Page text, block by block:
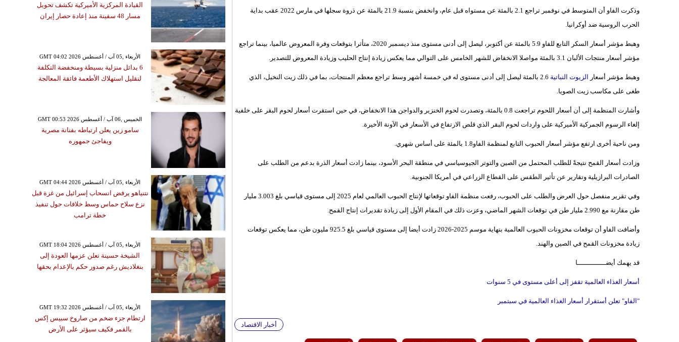
وذكرت الفاو أن المتوسط في ​​نوفمبر تراجع 2.1 بالمئة عن مستواه قبل عام، وانخفض بنسبة 21.9 بالمئة عن ذروة سجلها في مارس 2022 عقب بداية
الحرب الروسية ضد أوكرانيا.
وهبط مؤشر أسعار السكر التابع للفاو 5.9 بالمئة عن أكتوبر، ليصل إلى أدنى مستوى منذ ديسمبر 2020، متأثرا بتوقعات وفرة المعروض عالميا، بينما تراجع
مؤشر أسعار منتجات الألبان 3.1 بالمئة مواصلا الانخفاض للشهر الخامس على التوالي مما يعكس زيادة إنتاج الحليب وزيادة المعروض للتصدير.
وهبط مؤشر أسعار الزيوت النباتية
2.6 بالمئة ليصل إلى أدنى مستوى له في خمسة أشهر وسط تراجع معظم المنتجات، بما في ذلك زيت النخيل، الذي
طغى على مكاسب زيت الصويا.
وأشارت المنظمة إلى أن أسعار اللحوم تراجعت 0.8 بالمئة، وتصدرت لحوم الخنزير والدواجن هذا الانخفاض، في حين استقرت أسعار لحوم البقر على خلفية
إلغاء الرسوم الجمركية الأميركية على واردات لحوم البقر الذي قلص الارتفاع في الأسعار في الآونة الأخيرة.
ومن ناحية أخرى ارتفع مؤشر أسعار الحبوب التابع لمنظمة الفاو1.8 بالمئة على أساس شهري.
وزادت أسعار القمح نتيجةً للطلب المحتمل من الصين والتوتر الجيوسياسي في منطقة البحر الأسود، بينما زادت أسعار الذرة بدعم من الطلب على
الصادرات البرازيلية وتقارير عن تأثير الطقس على القطاع الزراعي في أمريكا الجنوبية.
وفي تقرير منفصل حول العرض والطلب على الحبوب، رفعت منظمة الفاو توقعاتها لإنتاج الحبوب العالمي لعام 2025 إلى مستوى قياسي بلغ 3.003 مليار
طن مقارنة مع 2.990 مليار طن في توقعات الشهر الماضي، وعزت ذلك في المقام الأول إلى زيادة تقديرات إنتاج القمح.
وأضافت الفاو أن توقعات مخزونات الحبوب العالمية بنهاية موسم 2025-2026 زادت أيضا إلى مستوى قياسي بلغ 925.5 مليون طن، مما يعكس توقعات
زيادة مخزونات القمح في الصين والهند.
قد يهمك أيضــــــــــــــا
أسعار الغذاء العالمية تقفز إلى أعلى مستوى في 5 سنوات
"الفاو" تعلن أستقرار أسعار الغذاء العالمية في سبتمبر
أخبار الاقتصاد
القيادة المركزية الأميركية تكشف تحويل
مسار 48 سفينة منذ إعادة حصار إيران
GMT 04:02 2026 الأربعاء ,05 آب / أغسطس
6 بدائل منزلية بسيطة ومنخفضة التكلفة
لتقليل استهلاك الأطعمة فائقة المعالجة
GMT 00:53 2026 الخميس ,06 آب / أغسطس
سامو زين يعلن ارتباطه بفنانة مصرية
ويفاجئ جمهوره
GMT 04:44 2026 الأربعاء ,05 آب / أغسطس
نتنياهو يرفض انسحاب إسرائيل من غزة قبل
نزع سلاح حماس وسط خلافات حول تنفيذ
خطة ترامب
GMT 18:04 2026 الأربعاء ,05 آب / أغسطس
الشيخة حسينة تعلن عزمها العودة إلى
بنغلاديش رغم صدور حكم بالإعدام بحقها
GMT 19:32 2026 الأربعاء ,05 آب / أغسطس
ارتطام جزء ضخم من صاروخ سبيس إكس
بالقمر فكيف سيؤثر على الأرض